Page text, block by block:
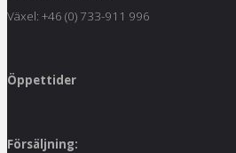
Växel: +46 (0) 733-911 996
Öppettider
Försäljning: